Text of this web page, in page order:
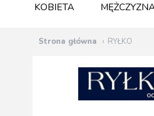
KOBIETA
Strona główna RYŁKO